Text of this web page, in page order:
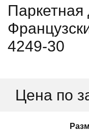
Паркетная
4249-30
Цена по